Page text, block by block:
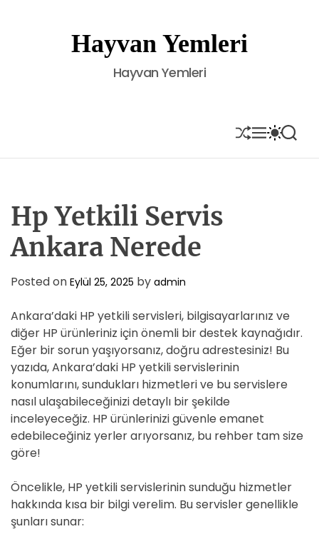
t
Hayvan Yemleri
Hayvan Yemleri
S
H
U
M
E
N
S
W
I
E
S
E
A
Hp Yetkili Servis
Ankara Nerede
Posted on Eylül 25, 2025 by admin
Ankara’daki HP yetkili servisleri, bilgisayarlarınız ve
diğer HP ürünleriniz için önemli bir destek kaynağıdır.
Eğer bir sorun yaşıyorsanız, doğru adrestesiniz! Bu
yazıda, Ankara’daki HP yetkili servislerinin
konumlarını, sundukları hizmetleri ve bu servislere
nasıl ulaşabileceğinizi detaylı bir şekilde
inceleyeceğiz. HP ürünlerinizi güvenle emanet
edebileceğiniz yerler arıyorsanız, bu rehber tam size
göre!
Öncelikle, HP yetkili servislerinin sunduğu hizmetler
hakkında kısa bir bilgi verelim. Bu servisler genellikle
şunları sunar: